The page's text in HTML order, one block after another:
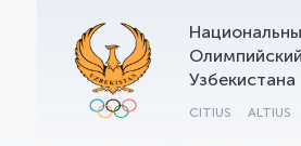
Узбекистана
CITIUS ALTIUS
OLYMPCHIK AI - yordamchi
Онлайн · olympic.uz